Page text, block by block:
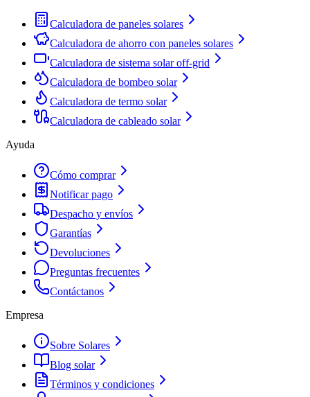
Calculadora de paneles solares
Calculadora de ahorro con paneles solares
Calculadora de sistema solar off-grid
Calculadora de bombeo solar
Calculadora de termo solar
Calculadora de cableado solar
Ayuda
Cómo comprar
Notificar pago
Despacho y envíos
Garantías
Devoluciones
Preguntas frecuentes
Contáctanos
Empresa
Sobre Solares
Blog solar
Términos y condiciones